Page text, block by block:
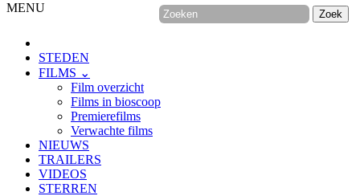
MENU
STEDEN
FILMS ⌄
Film overzicht
Films in bioscoop
Premierefilms
Verwachte films
NIEUWS
TRAILERS
VIDEOS
STERREN